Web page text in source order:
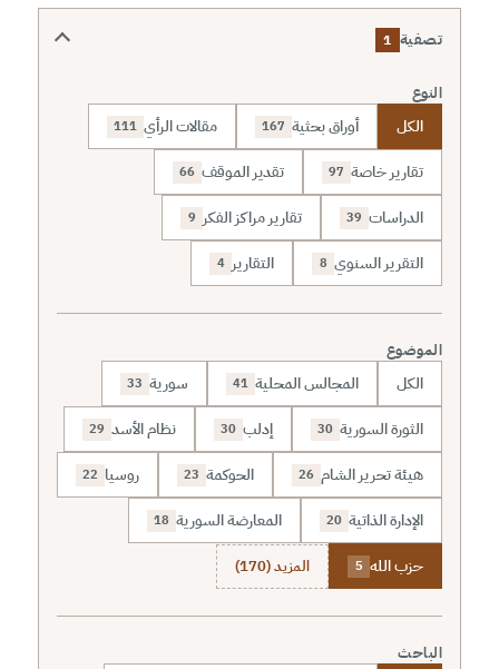
تصفية 1
النوع
الكل أوراق بحثية 167 مقالات الرأي 111
تقارير خاصة 97 تقدير الموقف 66
الدراسات 39 تقارير مراكز الفكر 9
التقرير السنوي 8 التقارير 4
الموضوع
الكل المجالس المحلية 41 سورية 33
الثورة السورية 30 إدلب 30 نظام الأسد 29
هيئة تحرير الشام 26 الحوكمة 23 روسيا 22
الإدارة الذاتية 20 المعارضة السورية 18
حزب الله 5 المزيد (170)
الباحث